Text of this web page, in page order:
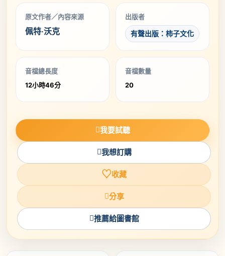
原文作者／內容來源
佩特‧沃克
出版者
有聲出版：柿子文化
音檔總長度
12小時46分
音檔數量
20
我要試聽
我想訂購
♡收藏
分享
推薦給圖書館